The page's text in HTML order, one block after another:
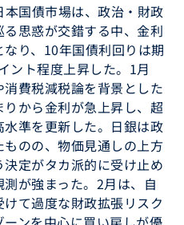
国債市場は、政治・財政
思惑が交錯する中、金利
り、10年国債利回りは期
ント程度上昇した。1月
費税減税論を背景とした
から金利が急上昇し、超
準を更新した。日銀は政
のの、物価見通しの上方
定がタカ派的に受け止め
が強まった。2月は、自
て過度な財政拡張リスク